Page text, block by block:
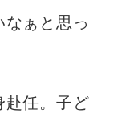
ぁと思っ
赴任。子ど